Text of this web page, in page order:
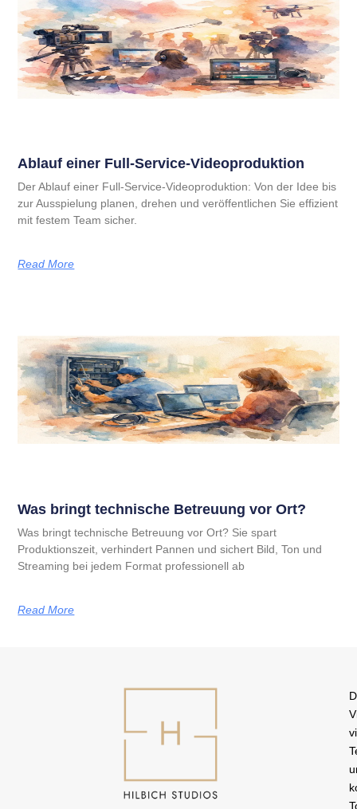
Ablauf einer Full-Service-Videoproduktion
Der Ablauf einer Full-Service-Videoproduktion: Von der Idee bis
zur Ausspielung planen, drehen und veröffentlichen Sie effizient
mit festem Team sicher.
Read More
Was bringt technische Betreuung vor Ort?
Was bringt technische Betreuung vor Ort? Sie spart
Produktionszeit, verhindert Pannen und sichert Bild, Ton und
Streaming bei jedem Format professionell ab
Read More